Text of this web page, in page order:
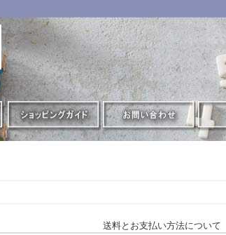
送料とお支払い方法について